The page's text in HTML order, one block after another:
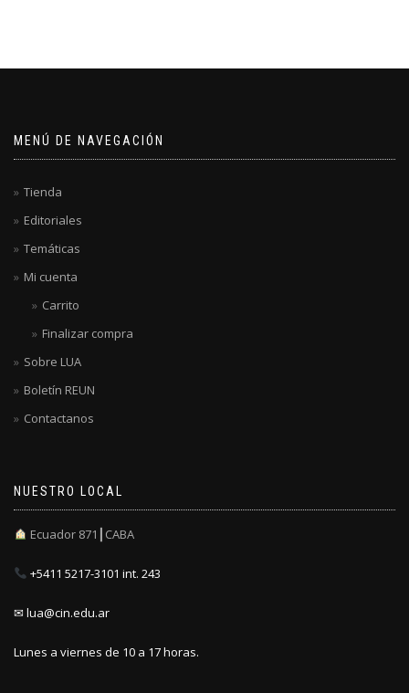
MENÚ DE NAVEGACIÓN
Tienda
Editoriales
Temáticas
Mi cuenta
Carrito
Finalizar compra
Sobre LUA
Boletín REUN
Contactanos
NUESTRO LOCAL
Ecuador 871┃CABA
+5411 5217-3101 int. 243
✉ lua@cin.edu.ar
Lunes a viernes de 10 a 17 horas.